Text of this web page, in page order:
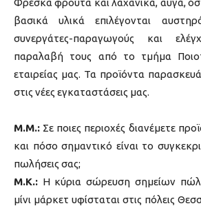
βασικά υλικά επιλέγονται
συνεργάτες-παραγωγούς και
παραλαβή τους από το τμήμα
εταιρείας μας. Τα προϊόντα
στις νέες εγκαταστάσεις μας.
M.M.: Σε ποιες περιοχές διανέμετε
και πόσο σημαντικό είναι το
πωλήσεις σας;
Μ.Κ.: Η κύρια σώρευση σημείων
μίνι μάρκετ υφίσταται στις πόλεις